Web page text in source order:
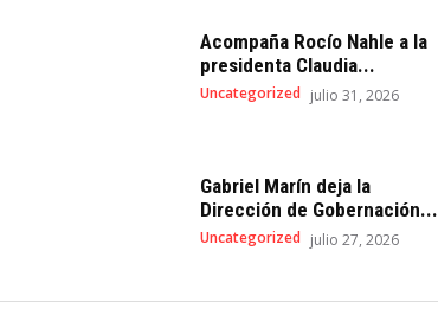
Acompaña Rocío Nahle a la
presidenta Claudia...
Uncategorized julio 31, 2026
Gabriel Marín deja la
Dirección de Gobernación...
Uncategorized julio 27, 2026